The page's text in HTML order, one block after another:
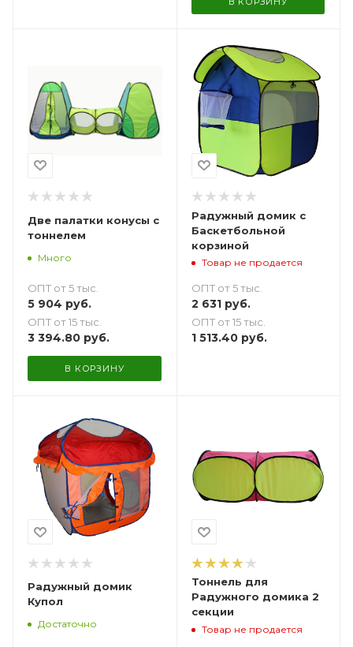
Две палатки конусы с
тоннелем
Много
ОПТ от 5 тыс.
5 904 руб.
ОПТ от 15 тыс.
3 394.80 руб.
В КОРЗИНУ
Радужный домик с
Баскетбольной
корзиной
Товар не продается
ОПТ от 5 тыс.
2 631руб.
ОПТ от 15 тыс.
1 513.40руб.
Радужный домик
Купол
Достаточно
Тоннель для
Радужного домика 2
секции
Товар не продается